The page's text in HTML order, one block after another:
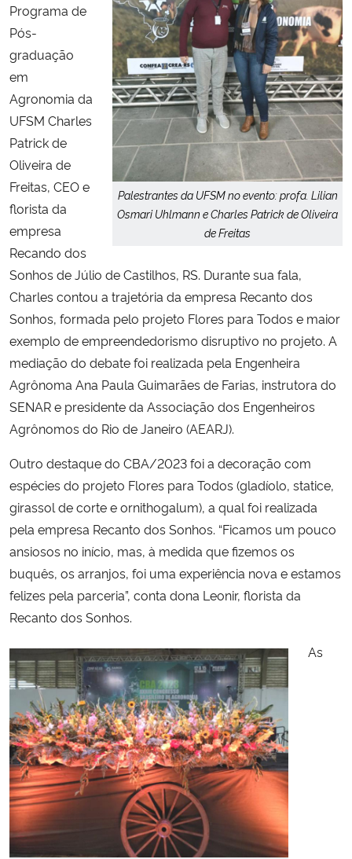
Palestrantes da UFSM no evento: profa. Lilian
Osmari Uhlmann e Charles Patrick de Oliveira
de Freitas
Programa de
Pós-
graduação
em
Agronomia da
UFSM Charles
Patrick de
Oliveira de
Freitas, CEO e
florista da
empresa
Recando dos
Sonhos de Júlio de Castilhos, RS. Durante sua fala,
Charles contou a trajetória da empresa Recanto dos
Sonhos, formada pelo projeto Flores para Todos e maior
exemplo de empreendedorismo disruptivo no projeto. A
mediação do debate foi realizada pela Engenheira
Agrônoma Ana Paula Guimarães de Farias, instrutora do
SENAR e presidente da Associação dos Engenheiros
Agrônomos do Rio de Janeiro (AEARJ).
Outro destaque do CBA/2023 foi a decoração com
espécies do projeto Flores para Todos (gladíolo, statice,
girassol de corte e ornithogalum), a qual foi realizada
pela empresa Recanto dos Sonhos. “Ficamos um pouco
ansiosos no início, mas, à medida que fizemos os
buquês, os arranjos, foi uma experiência nova e estamos
felizes pela parceria”, conta dona Leonir, florista da
Recanto dos Sonhos.
As